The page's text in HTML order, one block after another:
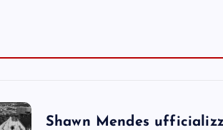
Shawn Mendes